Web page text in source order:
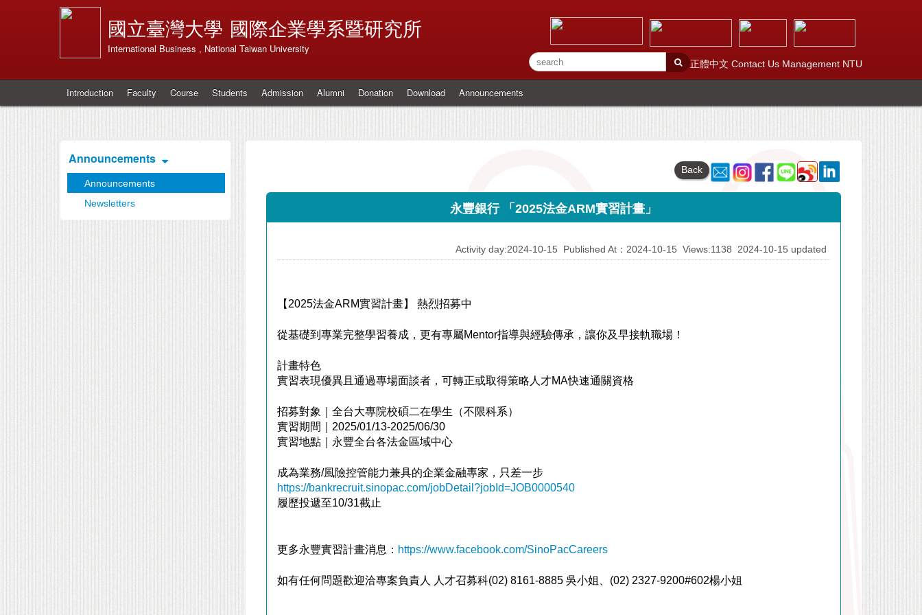
國立臺灣大學 國際企業學系暨研究所
International Business , National Taiwan University
正體中文 Contact Us Management NTU
Introduction Faculty Course Students Admission Alumni Donation Download Announcements
Announcements
Announcements
Newsletters
Back
永豐銀行 「2025法金ARM實習計畫」
Activity day:2024-10-15 Published At：2024-10-15 Views:1138 2024-10-15 updated
【 2025法金ARM實習計畫】 熱烈招募中
從基礎到專業完整學習養成，更有專屬Mentor指導與經驗傳承，讓你及早接軌職場！
計畫特色
實習表現優異且通過專場面談者，可轉正或取得策略人才MA快速通關資格
招募對象｜全台大專院校碩二在學生（不限科系）
實習期間｜ 2025/01/13-2025/06/30
實習地點｜永豐全台各法金區域中心
成為業務/風險控管能力兼具的企業金融專家，只差一步
https://bankrecruit.sinopac.com/jobDetail?jobId=JOB0000540
履歷投遞至10/31截止
更多永豐實習計畫消息： https://www.facebook.com/SinoPacCareers
如有任何問題歡迎洽專案負責人 人才召募科(02) 8161-8885 吳小姐、 (02) 2327-9200#602楊小姐